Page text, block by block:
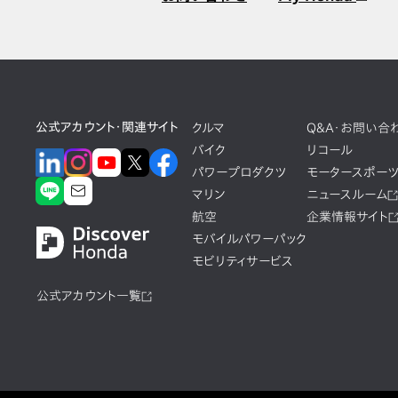
公式アカウント・関連サイト
公式アカウント一覧
クルマ
バイク
パワープロダクツ
マリン
航空
モバイルパワーパック
モビリティサービス
Q&A・お問い合
リコール
モータースポーツ
ニュースルーム
企業情報サイト